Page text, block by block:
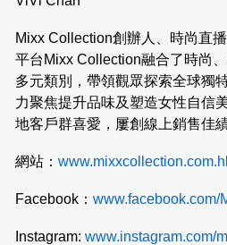
Mixx Collection創辦人、時尚直
平台Mixx Collection融合了時尚
多元類別，帶領觀眾探索全球獨
力聚焦提升品味及塑造女性自信
地客戶群喜愛，屢創線上銷售佳績
網站：
Facebook： www.facebook.com/
Instagram: www.instagram.com/